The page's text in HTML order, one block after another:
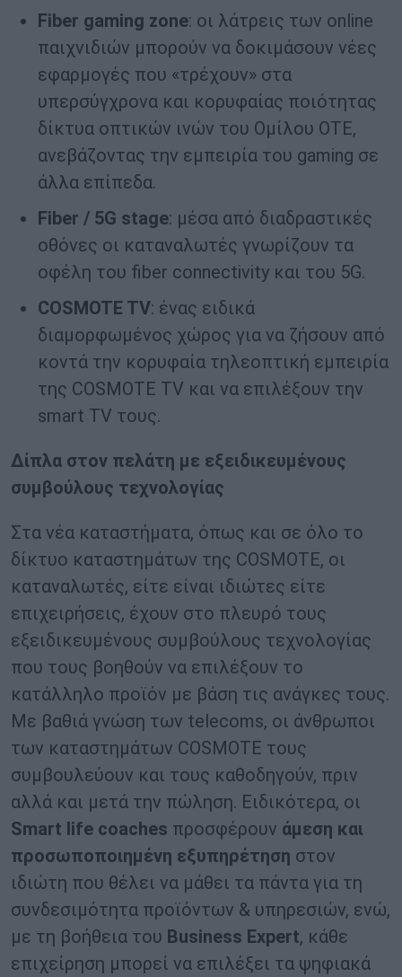
Fiber gaming zone: οι λάτρεις των οnline
παιχνιδιών μπορούν να δοκιμάσουν νέες
εφαρμογές που «τρέχουν» στα
υπερσύγχρονα και κορυφαίας ποιότητας
δίκτυα οπτικών ινών του Ομίλου ΟΤΕ,
ανεβάζοντας την εμπειρία του gaming σε
άλλα επίπεδα.
Fiber / 5G stage: μέσα από διαδραστικές
οθόνες οι καταναλωτές γνωρίζουν τα
οφέλη του fiber connectivity και του 5G.
COSMOTE TV: ένας ειδικά
διαμορφωμένος χώρος για να ζήσουν από
κοντά την κορυφαία τηλεοπτική εμπειρία
της COSMOTE TV και να επιλέξουν την
smart TV τους.
Δίπλα στον πελάτη με εξειδικευμένους
συμβούλους τεχνολογίας
Στα νέα καταστήματα, όπως και σε όλο το
δίκτυο καταστημάτων της COSMOTE, οι
καταναλωτές, είτε είναι ιδιώτες είτε
επιχειρήσεις, έχουν στο πλευρό τους
εξειδικευμένους συμβούλους τεχνολογίας
που τους βοηθούν να επιλέξουν το
κατάλληλο προϊόν με βάση τις ανάγκες τους.
Με βαθιά γνώση των telecoms, οι άνθρωποι
των καταστημάτων COSMOTE τους
συμβουλεύουν και τους καθοδηγούν, πριν
αλλά και μετά την πώληση. Ειδικότερα, οι
Smart life coaches προσφέρουν άμεση και
προσωποποιημένη εξυπηρέτηση στον
ιδιώτη που θέλει να μάθει τα πάντα για τη
συνδεσιμότητα προϊόντων & υπηρεσιών, ενώ,
με τη βοήθεια του Business Expert, κάθε
επιχείρηση μπορεί να επιλέξει τα ψηφιακά